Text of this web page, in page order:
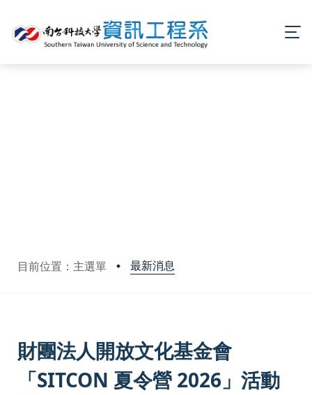
目前位置：主選單 最新消息
財團法人開放文化基金會
「SITCON 夏令營 2026」活動